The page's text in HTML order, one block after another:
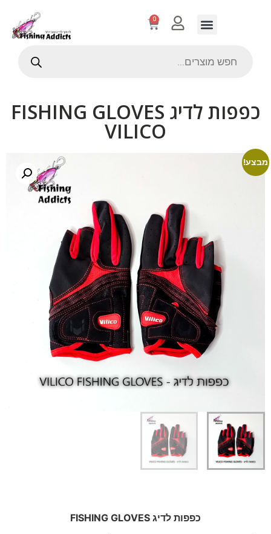
0
כפפות לדיג FISHING GLOVES
VILICO
כפפות לדיג FISHING GLOVES
מבצע!